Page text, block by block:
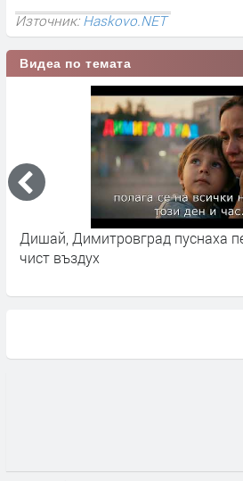
Източник:Haskovo.NET
Видеа по темата
Дишай, Димитровград пуснаха
чист въздух